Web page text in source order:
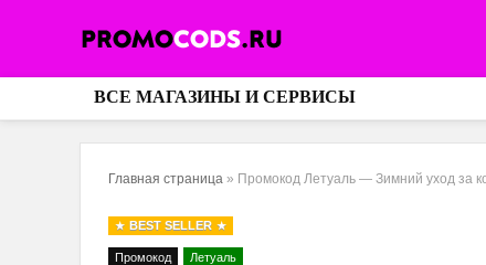
ВСЕ МАГАЗИНЫ И СЕРВИСЫ
Главная страница » Промокод Летуаль — Зимний уход за
BEST SELLER
Промокод Летуаль